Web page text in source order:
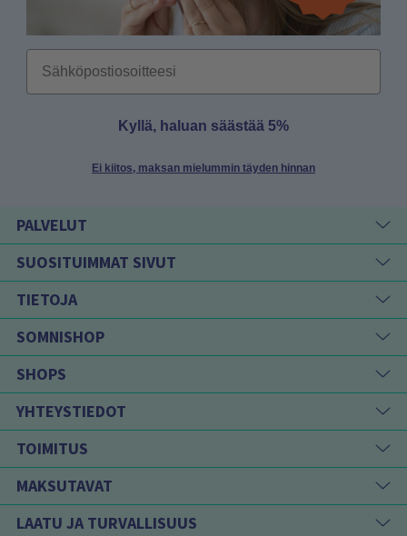
Email
Kyllä, haluan säästää 5%
Ei kiitos, maksan mielummin täyden hinnan
PALVELUT
SUOSITUIMMAT SIVUT
TIETOJA
SOMNISHOP
SHOPS
YHTEYSTIEDOT
TOIMITUS
MAKSUTAVAT
LAATU JA TURVALLISUUS